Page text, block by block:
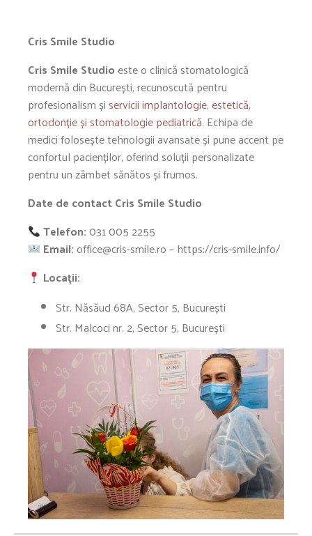
Cris Smile Studio
Cris Smile Studio este o clinică stomatologică
modernă din București, recunoscută pentru
profesionalism șiservicii implantologie, estetică,
ortodonție și stomatologie pediatrică. Echipa de
medici folosește tehnologii avansate și pune accent pe
confortul pacienților, oferind soluții personalizate
pentru un zâmbet sănătos și frumos.
Date de contact Cris Smile Studio
Telefon:031 005 2255
Email: office@cris-smile.ro – https://cris-smile.info/
Locații:
Str. Năsăud 68A, Sector 5, București
Str. Malcoci nr. 2, Sector 5, București